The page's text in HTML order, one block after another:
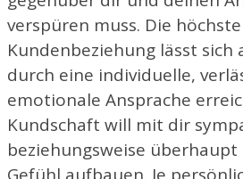
verspüren muss. Die
Kundenbeziehung lässt sich
durch eine individuelle,
emotionale Ansprache
Kundschaft will mit dir
beziehungsweise